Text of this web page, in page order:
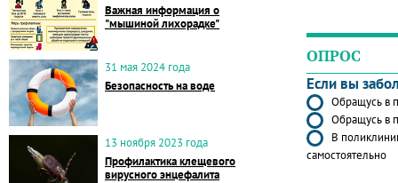
Важная информация о
"мышиной лихорадке"
31 мая 2024 года
Безопасность на воде
13 ноября 2023 года
Профилактика клещевого
вирусного энцефалита
ОПРОС
Если вы
Обращусь в
Обращусь в
В
самостоятельно